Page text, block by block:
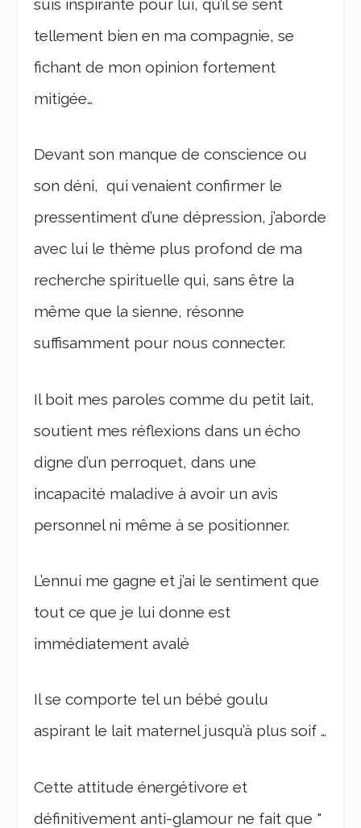
suis inspirante pour lui, qu’il se sent
tellement bien en ma compagnie, se
fichant de mon opinion fortement
mitigée…
Devant son manque de conscience ou
son déni, qui venaient confirmer le
pressentiment d’une dépression, j’aborde
avec lui le thème plus profond de ma
recherche spirituelle qui, sans être la
même que la sienne, résonne
suffisamment pour nous connecter.
Il boit mes paroles comme du petit lait,
soutient mes réflexions dans un écho
digne d’un perroquet, dans une
incapacité maladive à avoir un avis
personnel ni même à se positionner.
L’ennui me gagne et j’ai le sentiment que
tout ce que je lui donne est
immédiatement avalé
Il se comporte tel un bébé goulu
aspirant le lait maternel jusqu’à plus soif …
Cette attitude énergétivore et
définitivement anti-glamour ne fait que "